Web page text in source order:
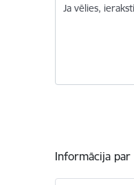
Ja vēlies,
Informācija par